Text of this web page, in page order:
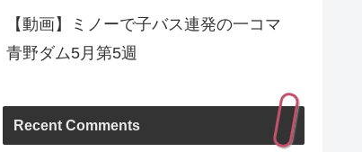
【動画】ミノーで子バス連発の一コマ
青野ダム5月第5週
Recent Comments